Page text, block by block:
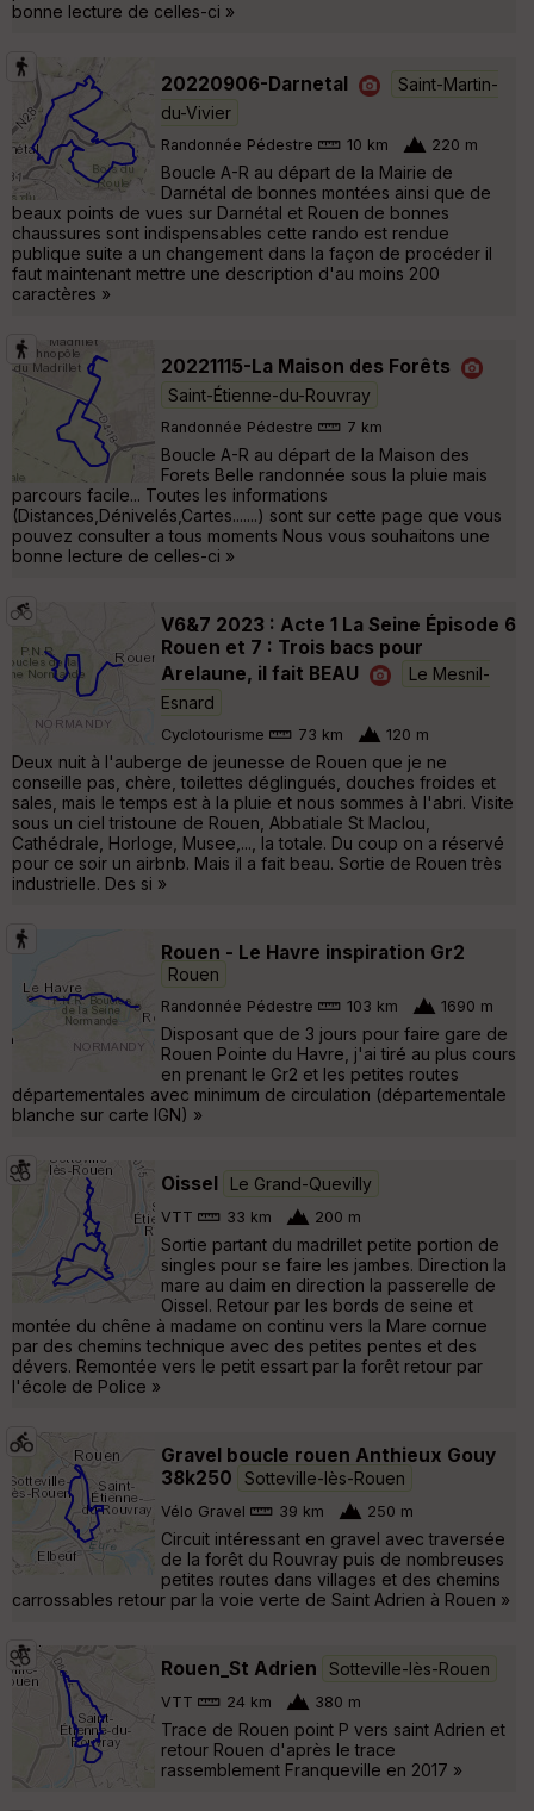
bonne lecture de celles-ci »
20220906-Darnetal
Saint-Martin-
du-Vivier
Randonnée Pédestre 10 km 220 m
Boucle A-R au départ de la Mairie de
Darnétal de bonnes montées ainsi que de
beaux points de vues sur Darnétal et Rouen de bonnes
chaussures sont indispensables cette rando est rendue
publique suite a un changement dans la façon de procéder il
faut maintenant mettre une description d'au moins 200
caractères »
20221115-La Maison des Forêts
Saint-Étienne-du-Rouvray
Randonnée Pédestre 7 km
Boucle A-R au départ de la Maison des
Forets Belle randonnée sous la pluie mais
parcours facile... Toutes les informations
(Distances,Dénivelés,Cartes.......) sont sur cette page que vous
pouvez consulter a tous moments Nous vous souhaitons une
bonne lecture de celles-ci »
V6&7 2023 : Acte 1 La Seine Épisode 6
Rouen et 7 : Trois bacs pour
Arelaune, il fait BEAU
Le Mesnil-
Esnard
Cyclotourisme 73 km 120 m
Deux nuit à l'auberge de jeunesse de Rouen que je ne
conseille pas, chère, toilettes déglingués, douches froides et
sales, mais le temps est à la pluie et nous sommes à l'abri. Visite
sous un ciel tristoune de Rouen, Abbatiale St Maclou,
Cathédrale, Horloge, Musee,..., la totale. Du coup on a réservé
pour ce soir un airbnb. Mais il a fait beau. Sortie de Rouen très
industrielle. Des si »
Rouen - Le Havre inspiration Gr2
Rouen
Randonnée Pédestre 103 km 1690 m
Disposant que de 3 jours pour faire gare de
Rouen Pointe du Havre, j'ai tiré au plus cours
en prenant le Gr2 et les petites routes
départementales avec minimum de circulation (départementale
blanche sur carte IGN) »
Oissel Le Grand-Quevilly
VTT 33 km 200 m
Sortie partant du madrillet petite portion de
singles pour se faire les jambes. Direction la
mare au daim en direction la passerelle de
Oissel. Retour par les bords de seine et
montée du chêne à madame on continu vers la Mare cornue
par des chemins technique avec des petites pentes et des
dévers. Remontée vers le petit essart par la forêt retour par
l'école de Police »
Gravel boucle rouen Anthieux Gouy
38k250
Sotteville-lès-Rouen
Vélo Gravel 39 km 250 m
Circuit intéressant en gravel avec traversée
de la forêt du Rouvray puis de nombreuses
petites routes dans villages et des chemins
carrossables retour par la voie verte de Saint Adrien à Rouen »
Rouen_St Adrien Sotteville-lès-Rouen
VTT 24 km 380 m
Trace de Rouen point P vers saint Adrien et
retour Rouen d'après le trace
rassemblement Franqueville en 2017 »